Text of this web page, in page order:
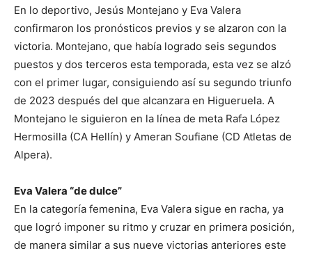
En lo deportivo, Jesús Montejano y Eva Valera
confirmaron los pronósticos previos y se alzaron con la
victoria. Montejano, que había logrado seis segundos
puestos y dos terceros esta temporada, esta vez se alzó
con el primer lugar, consiguiendo así su segundo triunfo
de 2023 después del que alcanzara en Higueruela. A
Montejano le siguieron en la línea de meta Rafa López
Hermosilla (CA Hellín) y Ameran Soufiane (CD Atletas de
Alpera).
Eva Valera “de dulce”
En la categoría femenina, Eva Valera sigue en racha, ya
que logró imponer su ritmo y cruzar en primera posición,
de manera similar a sus nueve victorias anteriores este